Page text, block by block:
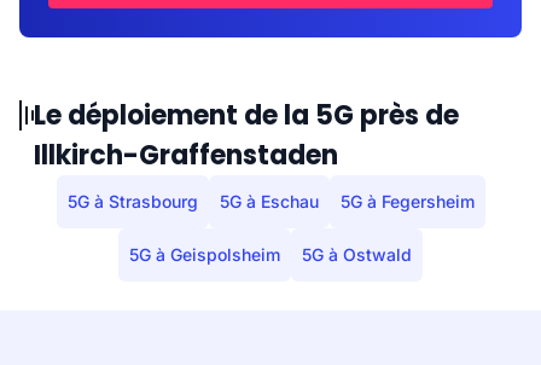
Le déploiement de la 5G près de
Illkirch-Graffenstaden
5G à Strasbourg 5G à Eschau 5G à Fegersheim
5G à Geispolsheim 5G à Ostwald